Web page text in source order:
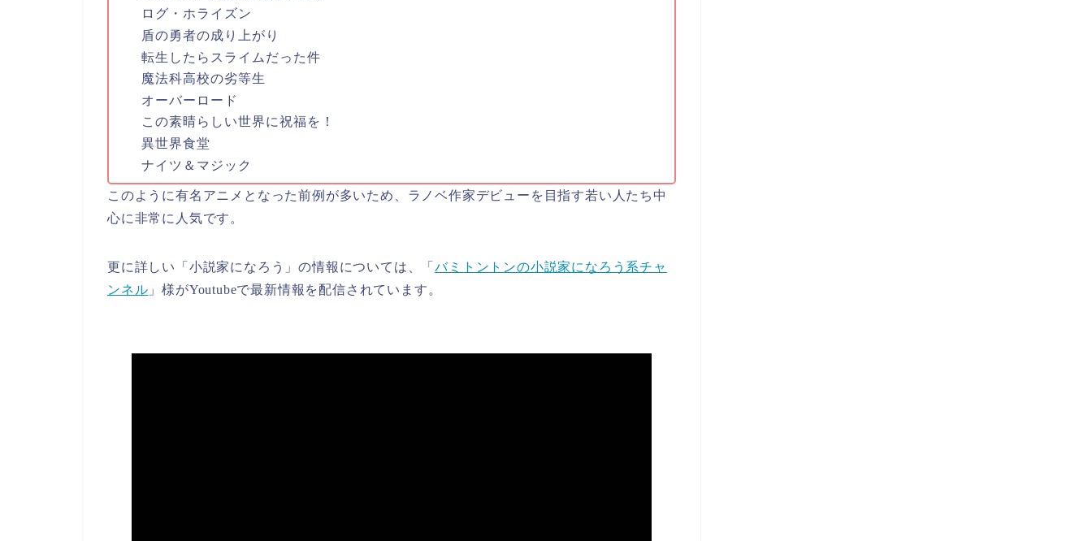
ログ・ホライズン
盾の勇者の成り上がり
転生したらスライムだった件
魔法科高校の劣等生
オーバーロード
この素晴らしい世界に祝福を！
異世界食堂
ナイツ＆マジック
このように有名アニメとなった前例が多いため、ラノベ作家デビューを目指す若い人たち中
心に非常に人気です。
更に詳しい「小説家になろう」の情報については、「バミトントンの小説家になろう系チャ
ンネル 」様がYoutubeで最新情報を配信されています。